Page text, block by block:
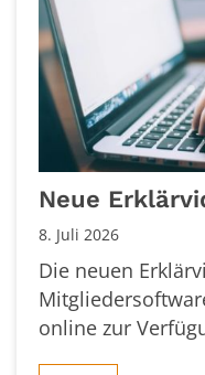
Neue
8. Juli 2026
Die neuen
online zur